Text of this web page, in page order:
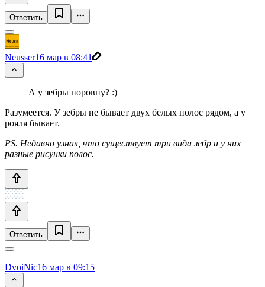
Ответить
Neusser16 мар в 08:41
А у зебры поровну? :)
Разумеется. У зебры не бывает двух белых полос рядом, а у
рояля бывает.
PS. Недавно узнал, что существует три вида зебр и у них
разные рисунки полос.
Ответить
DvoiNic16 мар в 09:15